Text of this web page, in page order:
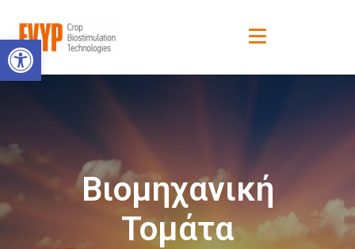
Ανοίξτε τη γραμμή εργαλείων
Βιομηχανική
Τομάτα